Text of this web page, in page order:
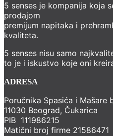
5 senses je kompanija koja
prodajom
premijum napitaka i
kvaliteta.
5 senses nisu samo
to je i iskustvo koje oni
ADRESA
Poručnika Spasića i Mašare
11030 Beograd, Čukarica
PIB 111986215
Matični broj firme 21586471